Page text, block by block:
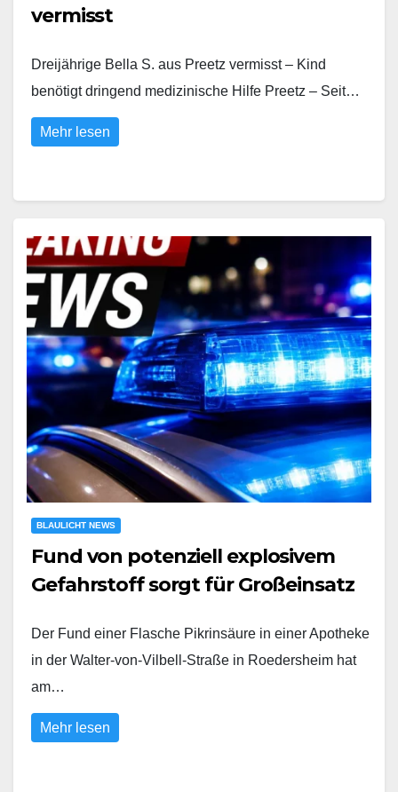
vermisst
Dreijährige Bella S. aus Preetz vermisst – Kind
benötigt dringend medizinische Hilfe Preetz – Seit…
Mehr lesen
BLAULICHT NEWS
Fund von potenziell explosivem
Gefahrstoff sorgt für Großeinsatz
Der Fund einer Flasche Pikrinsäure in einer Apotheke
in der Walter-von-Vilbell-Straße in Roedersheim hat
am…
Mehr lesen